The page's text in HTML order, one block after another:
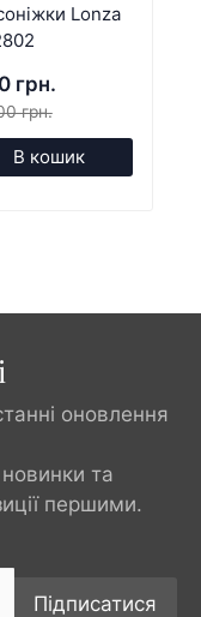
Lonza
грн.
грн.
В кошик
оновлення
та
першими.
Підписатися